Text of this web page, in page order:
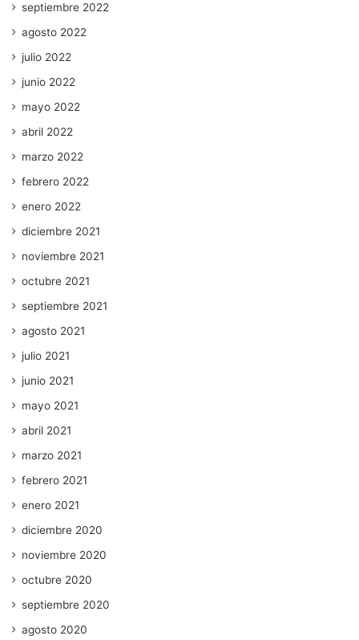
septiembre 2022
agosto 2022
julio 2022
junio 2022
mayo 2022
abril 2022
marzo 2022
febrero 2022
enero 2022
diciembre 2021
noviembre 2021
octubre 2021
septiembre 2021
agosto 2021
julio 2021
junio 2021
mayo 2021
abril 2021
marzo 2021
febrero 2021
enero 2021
diciembre 2020
noviembre 2020
octubre 2020
septiembre 2020
agosto 2020